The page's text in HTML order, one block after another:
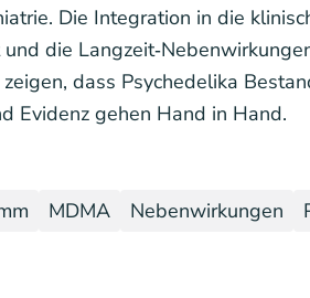
Die Integration in die
die
dass Psychedelika
Evidenz gehen Hand in Hand.
MDMA Nebenwirkungen